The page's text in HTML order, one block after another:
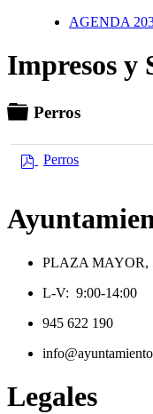
AGENDA
Impresos y
Carpeta
Perros
pPerros
PLAZA MAYOR,
L-V: 9:00-14:00
945 622 190
Legales